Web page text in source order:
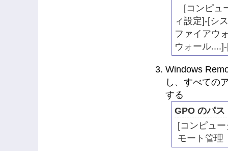
[コンピュ
ィ設定]-[シ
ファイアウ
ウォール
Windows
し、すべての
する
GPO のパス
[コンピュ
モート管理